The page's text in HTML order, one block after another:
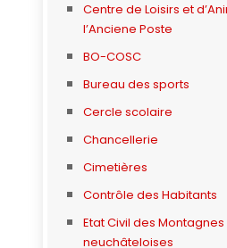
Centre de Loisirs et
l’Anciene Poste
BO-COSC
Bureau des sports
Cercle scolaire
Chancellerie
Cimetières
Contrôle des Habitants
Etat Civil des Montagnes
neuchâteloises